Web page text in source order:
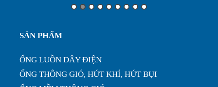
SẢN PHẨM
ỐNG LUỒN DÂY ĐIỆN
ỐNG THÔNG GIÓ, HÚT KHÍ, HÚT BỤI